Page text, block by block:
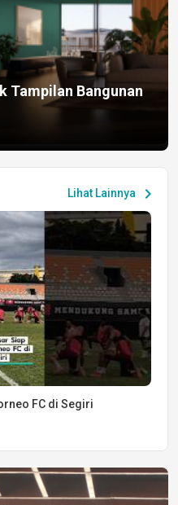
Tampilan Bangunan
Lihat Lainnya chevron_right
FC di Segiri